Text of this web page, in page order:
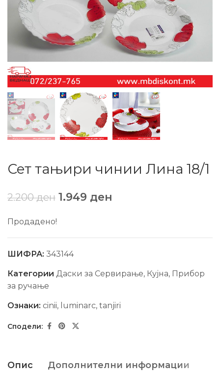
Сет тањири чинии Лина 18/1
2.200ден 1.949 ден
Продадено!
ШИФРА: 343144
Категории Даски за Сервирање, Кујна, Прибор
за ручање
Ознаки: cinii, luminarc, tanjiri
Опис Дополнителни информации